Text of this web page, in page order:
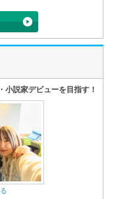
小説家デビューを目指す！